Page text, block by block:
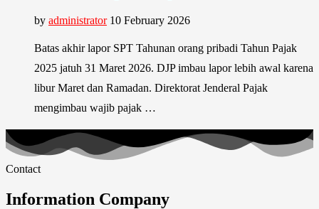
by administrator 10 February 2026
Batas akhir lapor SPT Tahunan orang pribadi Tahun Pajak
2025 jatuh 31 Maret 2026. DJP imbau lapor lebih awal karena
libur Maret dan Ramadan. Direktorat Jenderal Pajak
mengimbau wajib pajak …
Contact
Information Company